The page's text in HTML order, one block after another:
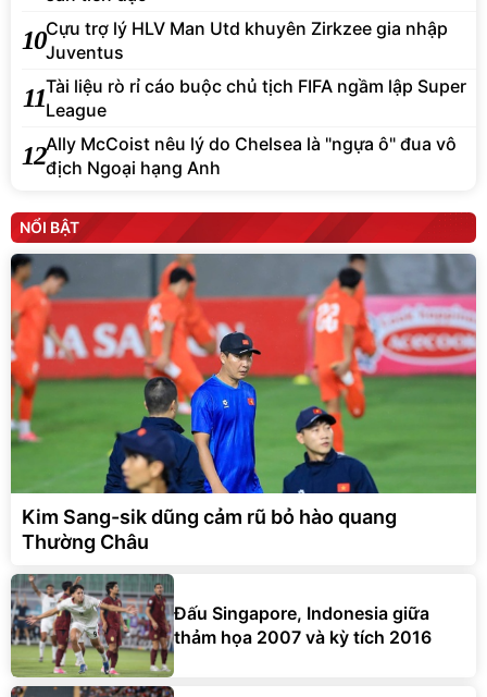
10Cựu trợ lý HLV Man Utd khuyên Zirkzee gia nhập
Juventus
11Tài liệu rò rỉ cáo buộc chủ tịch FIFA ngầm lập Super
League
12Ally McCoist nêu lý do Chelsea là "ngựa ô" đua vô
địch Ngoại hạng Anh
NỔI BẬT
Kim Sang-sik dũng cảm rũ bỏ hào quang
Thường Châu
Đấu Singapore, Indonesia giữa
thảm họa 2007 và kỳ tích 2016